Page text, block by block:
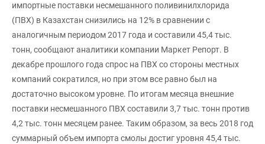
импортные поставки несмешанного поливинилхлорида
(ПВХ) в Казахстан снизились на 12% в сравнении с
аналогичным периодом 2017 года и составили 45,4 тыс.
тонн, сообщают аналитики компании Маркет Репорт. В
декабре прошлого года спрос на ПВХ со стороны местных
компаний сократился, но при этом все равно был на
достаточно высоком уровне. По итогам месяца внешние
поставки несмешанного ПВХ составили 3,7 тыс. тонн против
4,2 тыс. тонн месяцем ранее. Таким образом, за весь 2018 год
суммарный объем импорта смолы достиг уровня 45,4 тыс.